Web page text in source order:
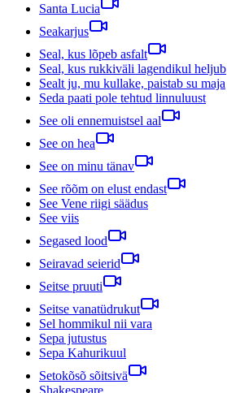
Santa Lucia
Seakarjus
Seal, kus lõpeb asfalt
Seal, kus rukkiväli lagendikul heljub
Sealt ju, mu kullake, paistab su maja
Seda paati pole tehtud linnuluust
See oli ennemuistsel aal
See on hea
See on minu tänav
See rõõm on elust endast
See Vene riigi säädus
See viis
Segased lood
Seiravad seierid
Seitse pruuti
Seitse vanatüdrukut
Sel hommikul nii vara
Sepa jutustus
Sepa Kahurikuul
Setokõsõ sõitsivä
Shakespeare